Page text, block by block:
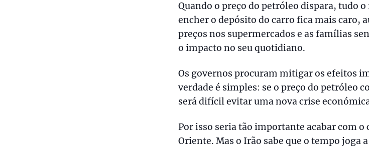
Quando o preço do petróleo dispara, tudo o
encher o depósito do carro fica mais caro,
preços nos supermercados e as famílias
o impacto no seu quotidiano.
Os governos procuram mitigar os efeitos
verdade é simples: se o preço do petróleo
será difícil evitar uma nova crise
Por isso seria tão importante acabar com
Oriente. Mas o Irão sabe que o tempo joga